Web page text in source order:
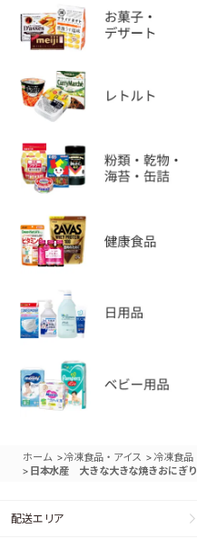
ホーム >冷凍食品・アイス > 冷凍食品
> 日本水産 大きな大きな焼きおにぎり
配送エリア